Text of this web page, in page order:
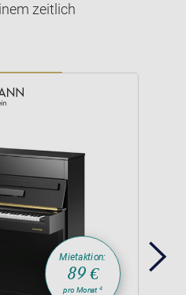
zeitlich
Mietaktion:
89 €
pro Monat 4